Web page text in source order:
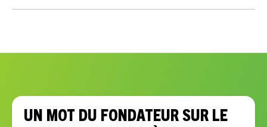
convient à votre enfant et si l’accompagnement vous
UN MOT DU FONDATEUR SUR LE